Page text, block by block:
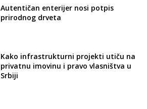
Autentičan enterijer nosi potpis
prirodnog drveta
Kako infrastrukturni projekti utiču na
privatnu imovinu i pravo vlasništva u
Srbiji